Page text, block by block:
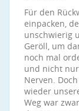
Für den
einpacken,
unschwierig
Geröll, um
noch mal
und nicht
Nerven.
wieder
Weg war